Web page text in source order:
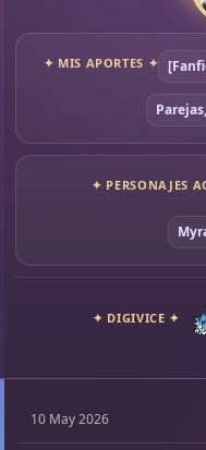
✦ MIS APORTES ✦
✦ PERSONAJES
✦ DIGIVICE ✦
10 May 2026